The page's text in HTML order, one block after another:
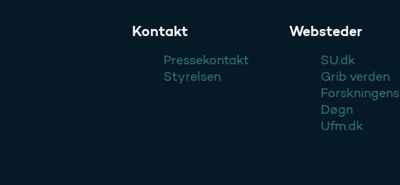
Kontakt
Pressekontakt
Styrelsen
Websteder
SU.dk
Grib verden
Forskningens
Døgn
Ufm.dk